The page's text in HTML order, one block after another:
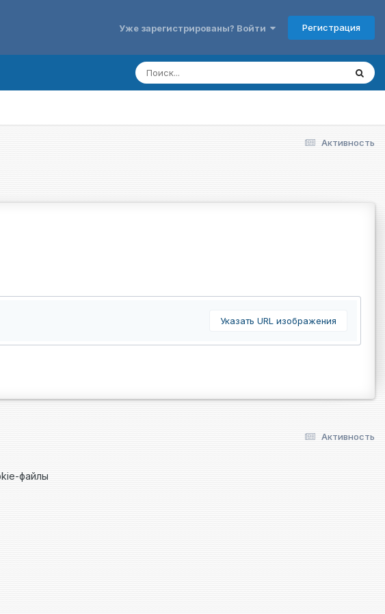
Уже зарегистрированы? Войти Регистрация
Активность
Указать URL изображения
Активность
файлы